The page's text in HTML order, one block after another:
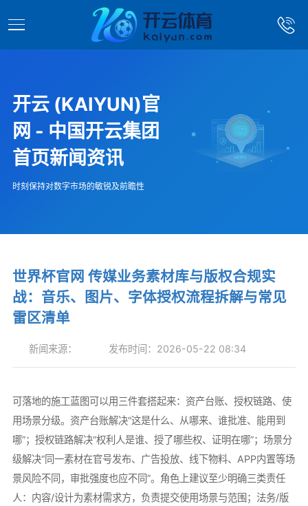
开云 (KAIYUN)官
网 - 中国开云集团
首页新闻资讯
时刻保持对数字市场的敏锐及前瞻性
世界杯官网 传媒业务素材库与版权合规实
战：音乐、图片、字体授权流程拆解与常见
雷区清单
新闻来源： 发布时间：2026-05-22 08:34
可落地的施工蓝图可以用三件套搭起来：资产台账、授权链路、使
用场景分级。资产台账解决“这是什么、从哪来、谁批准、能用到
哪”；授权链路解决“权利人是谁、授了哪些权、证明在哪”；场景分
级解决“同一素材在官号发布、广告投放、线下物料、APP内置等场
景风险不同，审批强度也应不同”。角色上建议至少明确三类责任
人：内容/设计为素材需求方，负责提交使用场景与范围；法务/版